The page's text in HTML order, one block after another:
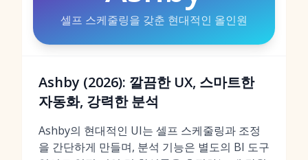
셀프 스케줄링을 갖춘 현대적인 올인원
Ashby (2026): 깔끔한 UX, 스마트한
자동화, 강력한 분석
Ashby의 현대적인 UI는 셀프 스케줄링과 조정
을 간단하게 만들며, 분석 기능은 별도의 BI 도구